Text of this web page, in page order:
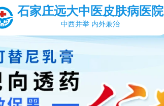
石家庄远大中医皮肤病医院
中西并举 内外兼治